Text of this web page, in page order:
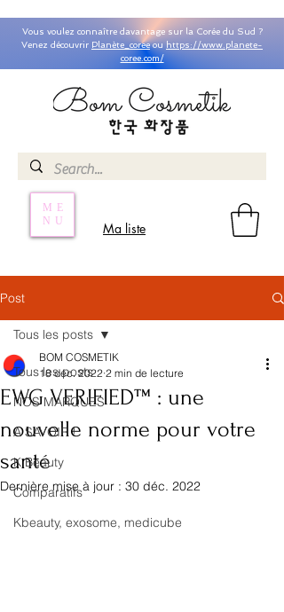
ME
NU
Ma liste
Vous voulez connaître davantage sur la Corée du Sud ?
Venez découvrir Planète_coreeouhttps://www.planete-
coree.com/
Post
Tous les posts
NOS MARQUES
A SAVOIR !
K Beauty
Comparatifs
Kbeauty, exosome, medicube
Tous les posts
EWG VERIFIED™ : une
nouvelle norme pour votre
santé
BOM COSMETIK
18 déc. 2022 2 min de lecture
Dernière mise à jour : 30 déc. 2022